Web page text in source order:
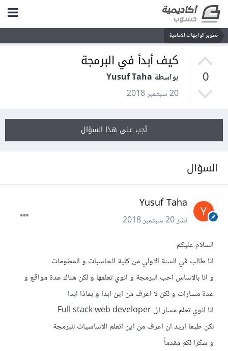
تطوير الواجهات الأمامية
0
كيف أبدأ في البرمجة
بواسطة Yusuf Taha
20 سبتمبر 2018
أجب على هذا السؤال
السؤال
Yusuf Taha
نشر20 سبتمبر 2018
السلام عليكم
انا طالب في السنة الاولي من كلية الحاسبات و المعلومات
و انا بالاساس احب البرمجة و انوي تعلمها و لكن هناك عدة مواقع و
عدة مسارات و لكن لا اعرف من اين ابدا و بماذا ابدا
انا انوي تعلم مسار ال Full stack web developer
لكن طبعا اريد ان اعرف من اين اتعلم الاساسيات للبرمجة
و شكرا لكم مقدماً